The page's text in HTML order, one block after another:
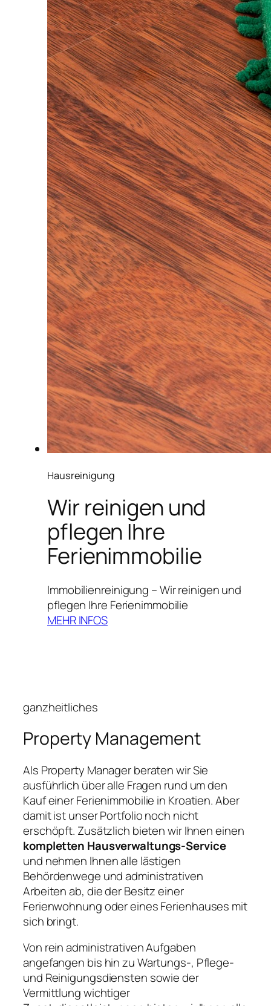
Hausreinigung
Wir reinigen und
pflegen Ihre
Ferienimmobilie
Immobilienreinigung – Wir reinigen und
pflegen Ihre Ferienimmobilie
MEHR INFOS
ganzheitliches
Property Management
Als Property Manager beraten wir Sie
ausführlich über alle Fragen rund um den
Kauf einer Ferienimmobilie in Kroatien. Aber
damit ist unser Portfolio noch nicht
erschöpft. Zusätzlich bieten wir Ihnen einen
kompletten Hausverwaltungs-Service
und nehmen Ihnen alle lästigen
Behördenwege und administrativen
Arbeiten ab, die der Besitz einer
Ferienwohnung oder eines Ferienhauses mit
sich bringt.
Von rein administrativen Aufgaben
angefangen bis hin zu Wartungs-, Pflege-
und Reinigungsdiensten sowie der
Vermittlung wichtiger